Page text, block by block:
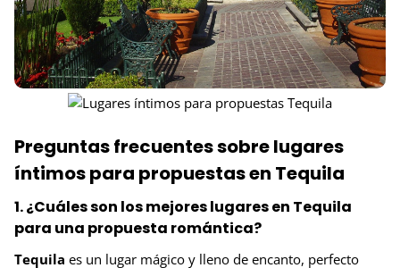
Preguntas frecuentes sobre lugares
íntimos para propuestas en Tequila
1. ¿Cuáles son los mejores lugares en Tequila
para una propuesta romántica?
Tequila es un lugar mágico y lleno de encanto, perfecto